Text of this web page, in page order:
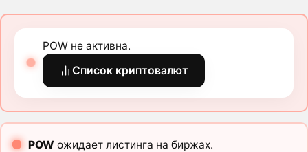
POW не активна.
Список криптовалют
POW ожидает листинга на биржах.